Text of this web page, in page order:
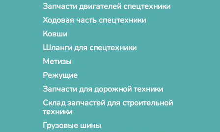
Запчасти двигателей спецтехники
Ходовая часть спецтехники
Ковши
Шланги для спецтехники
Метизы
Режущие
Запчасти для дорожной техники
Склад запчастей для строительной
техники
Грузовые шины